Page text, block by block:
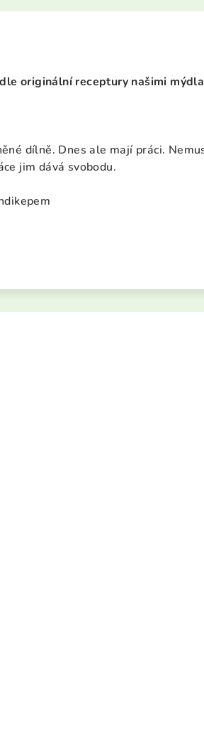
originální receptury našimi
dílně. Dnes ale mají práci.
jim dává svobodu.